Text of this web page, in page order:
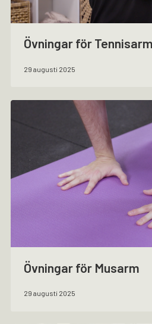
Övningar för
29 augusti 2025
Övningar för Musarm
29 augusti 2025